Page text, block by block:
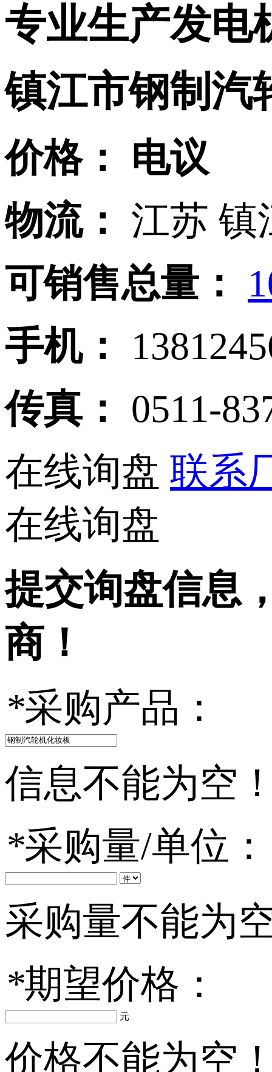
专业生产发电
镇江市钢制汽
价格：
电议
物流： 江苏 镇
可销售总量：
手机：
传真：
0511-
在线询盘 联系
在线询盘
提交询盘信息
商！
*采购产品：
信息不能为空
*采购量/单位：
采购量不能为
*期望价格：
元
价格不能为空